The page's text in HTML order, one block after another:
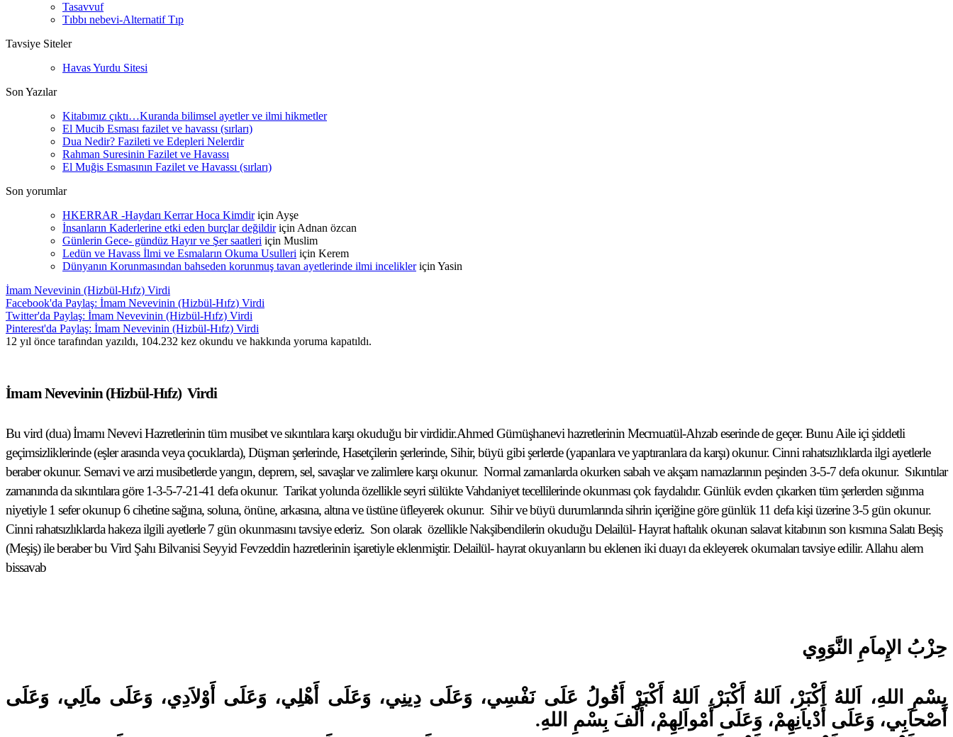
Tasavvuf
Tıbbı nebevi-Alternatif Tıp
Tavsiye Siteler
Havas Yurdu Sitesi
Son Yazılar
Kitabımız çıktı…Kuranda bilimsel ayetler ve ilmi hikmetler
El Mucib Esması fazilet ve havassı (sırları)
Dua Nedir? Fazileti ve Edepleri Nelerdir
Rahman Suresinin Fazilet ve Havassı
El Muğis Esmasının Fazilet ve Havassı (sırları)
Son yorumlar
HKERRAR -Haydarı Kerrar Hoca Kimdiriçin Ayşe
İnsanların Kaderlerine etki eden burçlar değildiriçin Adnan özcan
Günlerin Gece- gündüz Hayır ve Şer saatleri için Muslim
Ledün ve Havass İlmi ve Esmaların Okuma Usulleri için Kerem
Dünyanın Korunmasından bahseden korunmuş tavan ayetlerinde ilmi incelikleriçin Yasin
İmam Nevevinin (Hizbül-Hıfz) Virdi
Facebook'da Paylaş: İmam Nevevinin (Hizbül-Hıfz) Virdi
Twitter'da Paylaş: İmam Nevevinin (Hizbül-Hıfz) Virdi
Pinterest'da Paylaş: İmam Nevevinin (Hizbül-Hıfz) Virdi
12 yıl önce tarafından yazıldı, 104.232 kez okundu ve hakkında yoruma kapatıldı.
İmam Nevevinin (Hizbül-Hıfz) Virdi
Bu vird (dua) İmamı Nevevi Hazretlerinin tüm musibet ve sıkıntılara karşı okuduğu bir virdidir.Ahmed Gümüşhanevi hazretlerinin Mecmuatül-Ahzab eserinde de geçer. Bunu Aile içi şiddetli
geçimsizliklerinde (eşler arasında veya çocuklarda), Düşman şerlerinde, Hasetçilerin şerlerinde, Sihir, büyü gibi şerlerde (yapanlara ve yaptıranlara da karşı) okunur. Cinni rahatsızlıklarda ilgi ayetlerle
beraber okunur. Semavi ve arzi musibetlerde yangın, deprem, sel, savaşlar ve zalimlere karşı okunur. Normal zamanlarda okurken sabah ve akşam namazlarının peşinden 3-5-7 defa okunur. Sıkıntılar
zamanında da sıkıntılara göre 1-3-5-7-21-41 defa okunur. Tarikat yolunda özellikle seyri sülükte Vahdaniyet tecellilerinde okunması çok faydalıdır. Günlük evden çıkarken tüm şerlerden sığınma
niyetiyle 1 sefer okunup 6 cihetine sağına, soluna, önüne, arkasına, altına ve üstüne üfleyerek okunur. Sihir ve büyü durumlarında sihrin içeriğine göre günlük 11 defa kişi üzerine 3-5 gün okunur.
Cinni rahatsızlıklarda hakeza ilgili ayetlerle 7 gün okunmasını tavsiye ederiz. Son olarak özellikle Nakşibendilerin okuduğu Delailül- Hayrat haftalık okunan salavat kitabının son kısmına Salatı Beşiş
(Meşiş) ile beraber bu Vird Şahı Bilvanisi Seyyid Fevzeddin hazretlerinin işaretiyle eklenmiştir. Delailül- hayrat okuyanların bu eklenen iki duayı da ekleyerek okumaları tavsiye edilir. Allahu alem
bissavab
حِزْبُ الإِماَمِ النَّوَوِي
بِسْمِ اللهِ، اَللهُ أَكْبَرْ، اَللهُ أَكْبَرْ، اَللهُ أَكْبَرْ أَقُولُ عَلَى نَفْسِي، وَعَلَى دِينِي، وَعَلَى أَهْلِي، وَعَلَى أَوْلاَدِي، وَعَلَى ماَلِي، وَعَلَى
أَصْحاَبِي، وَعَلَى أَدْياَنِهِمْ، وَعَلَى أَمْواَلِهِمْ، أَلْفَ بِسْمِ اللهِ.